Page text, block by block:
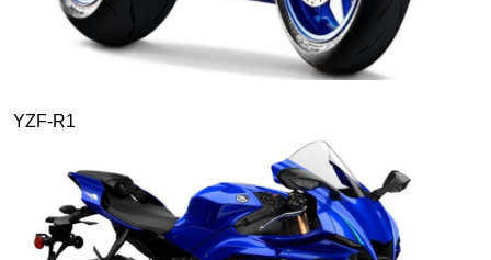
YZF-R1